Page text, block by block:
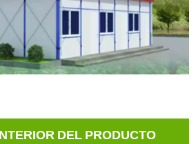
DEL PRODUCTO